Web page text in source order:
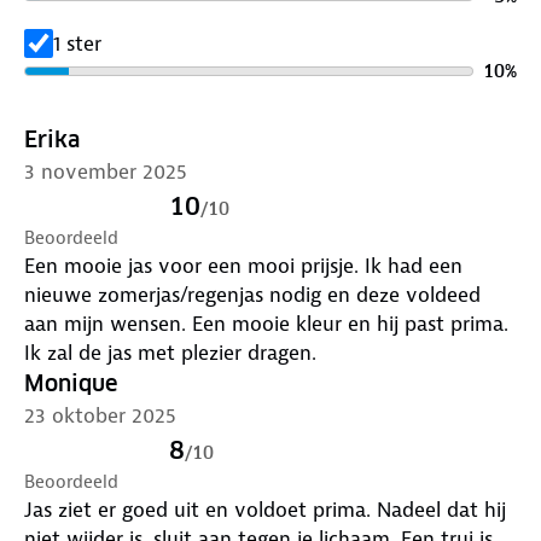
1 ster
10%
Erika
3 november 2025
10/10
Beoordeeld
Een mooie jas voor een mooi prijsje. Ik had een
nieuwe zomerjas/regenjas nodig en deze voldeed
aan mijn wensen. Een mooie kleur en hij past prima.
Ik zal de jas met plezier dragen.
Monique
23 oktober 2025
8/10
Beoordeeld
Jas ziet er goed uit en voldoet prima. Nadeel dat hij